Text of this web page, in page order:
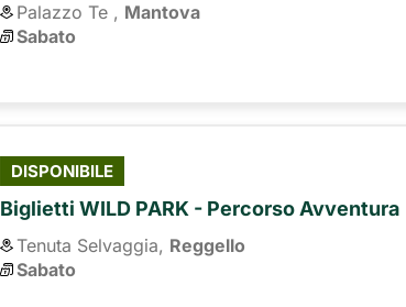
Palazzo Te , Mantova
Sabato
DISPONIBILE
Biglietti WILD PARK - Percorso Avventura
Tenuta Selvaggia, Reggello
Sabato